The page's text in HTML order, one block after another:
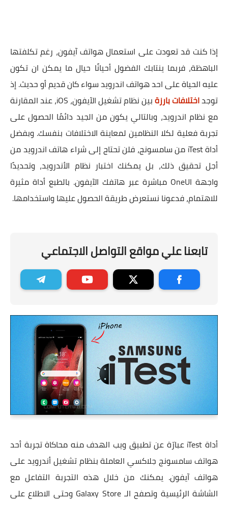
إذا كنت قد تعودت على استعمال هواتف آيفون، رغم تكلفتها
الباهظة، فربما ينتابك الفضول أحيانًا حيال ما يمكن ان تكون
عليه الحياة على احد هواتف اندرويد سواء كان قديم أو حديث. إذ
توجداختلافات بارزة
بين نظام تشغيل الآيفون، iOS، عند المقارنة
مع نظام اندرويد، وبالتالي يكون من الجيد دائمًا الحصول على
تجربة فعلية لكلا النظامين لمعاينة الاختلافات بنفسك. وبفضل
أداة iTest من سامسونج، فلن تحتاج إلى شراء هاتف اندرويد من
أجل تحقيق ذلك، بل يمكنك اختبار نظام الأندرويد، وتحديدًا
واجهة OneUI مباشرة عبر هاتفك الآيفون. بالطبع أداة مثيرة
للاهتمام، فدعونا نستعرض طريقة الحصول عليها واستخدامها.
تابعنا علي مواقع التواصل الاجتماعي
أداة iTest عبارّة عن تطبيق ويب الهدف منه محاكاة تجربة أحد
هواتف سامسونج جلاكسي العاملة بنظام تشغيل أندرويد على
هواتف آيفون. يمكنك من خلال هذه التجربة التفاعل مع
الشاشة الرئيسية وتصفح الـ Galaxy Store وحتى الاطلاع على